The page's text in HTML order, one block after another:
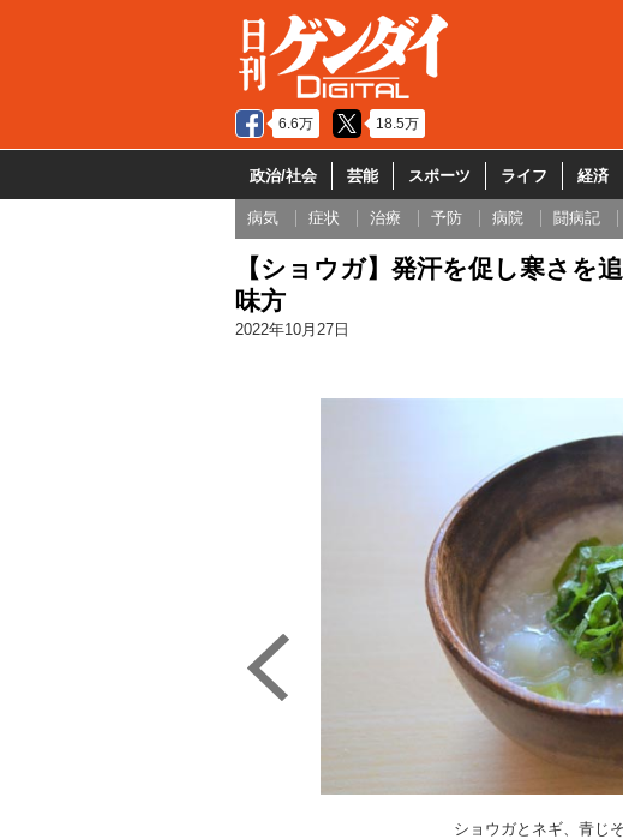
6.6万 18.5万
政治/社会 芸能 スポーツ ライフ 経済
病気 症状 治療 予防 病院 闘病記
【ショウガ】発汗を促し寒さを
味方
2022年10月27日
ショウガとネギ、青じ